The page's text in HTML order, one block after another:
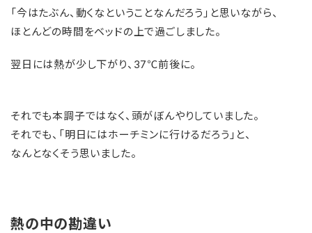
「今はたぶん、動くなということなんだろう」と思いながら、
ほとんどの時間をベッドの上で過ごしました。
翌日には熱が少し下がり、37℃前後に。
それでも本調子ではなく、頭がぼんやりしていました。
それでも、「明日にはホーチミンに行けるだろう」と、
なんとなくそう思いました。
熱の中の勘違い